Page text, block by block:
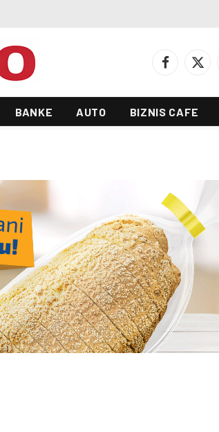
Facebook
X
BANKE AUTO BIZNIS CAFE